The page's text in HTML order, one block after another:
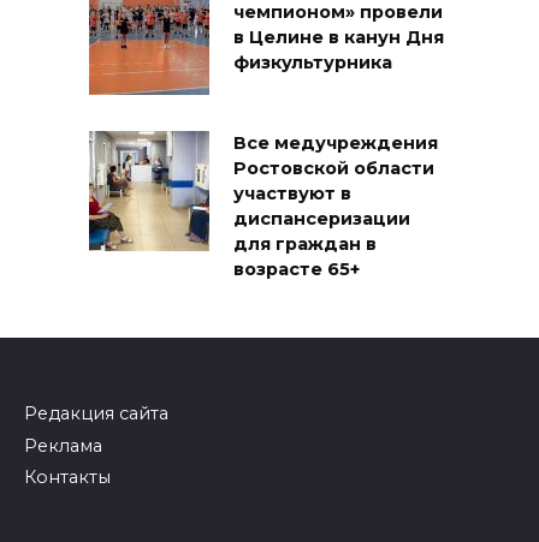
чемпионом» провели
в Целине в канун Дня
физкультурника
Все медучреждения
Ростовской области
участвуют в
диспансеризации
для граждан в
возрасте 65+
Редакция сайта
Реклама
Контакты